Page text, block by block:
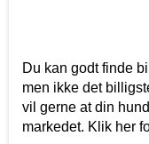
Du kan godt finde
men ikke det
vil gerne at din
markedet. Klik her